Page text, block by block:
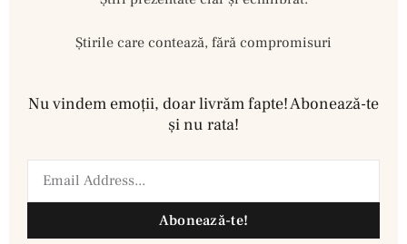
Știrile care contează, fără compromisuri
Nu vindem emoţii, doar livrăm fapte! Abonează-te
şi nu rata!
Abonează-te!